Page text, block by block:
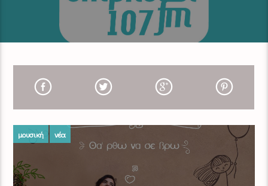
μουσική νέα